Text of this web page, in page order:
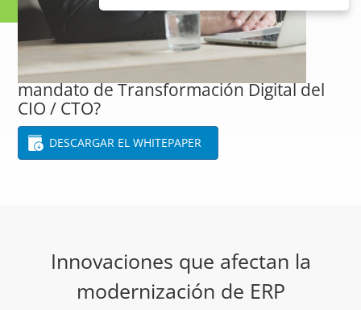
¿Qué debe entregar el ERP para el
mandato de Transformación Digital del
CIO / CTO?
DESCARGAR EL WHITEPAPER
Innovaciones que afectan la
modernización de ERP